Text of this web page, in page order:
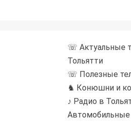
☏ Актуальные
Тольятти
☏ Полезные
♞ Конюшни и
♪ Радио в
Автомобильные